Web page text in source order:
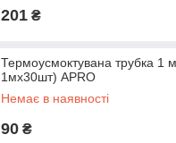
201 ₴
Термоусмоктувана трубка 1
1мx30шт) APRO
Немає в наявності
90 ₴